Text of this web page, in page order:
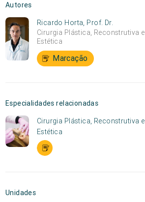
Autores
Ricardo Horta, Prof. Dr.
Cirurgia Plástica, Reconstrutiva e
Estética
Marcação
Especialidades relacionadas
Cirurgia Plástica, Reconstrutiva e
Estética
Unidades